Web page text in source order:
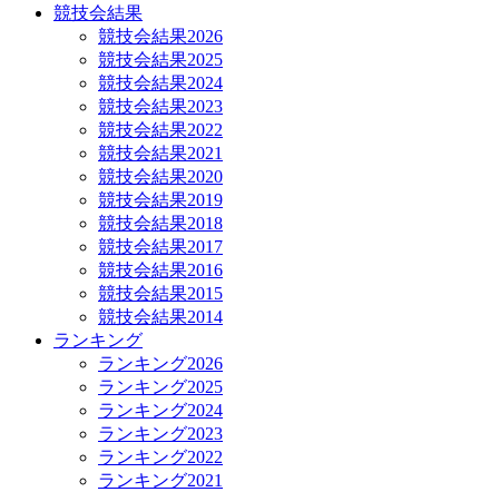
競技会結果
競技会結果2026
競技会結果2025
競技会結果2024
競技会結果2023
競技会結果2022
競技会結果2021
競技会結果2020
競技会結果2019
競技会結果2018
競技会結果2017
競技会結果2016
競技会結果2015
競技会結果2014
ランキング
ランキング2026
ランキング2025
ランキング2024
ランキング2023
ランキング2022
ランキング2021